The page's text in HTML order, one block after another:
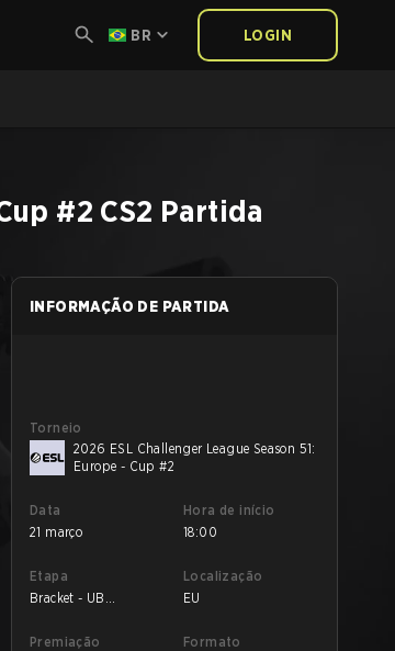
BR LOGIN
#2 CS2 Partida
INFORMAÇÃO DE PARTIDA
Torneio
2026 ESL Challenger League Season 51:
Europe - Cup #2
Data
21 março
Hora de início
18:00
Etapa
Bracket - UB
Localização
EU
Premiação
Formato